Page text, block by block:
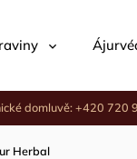
domluvě: +420
Herbal